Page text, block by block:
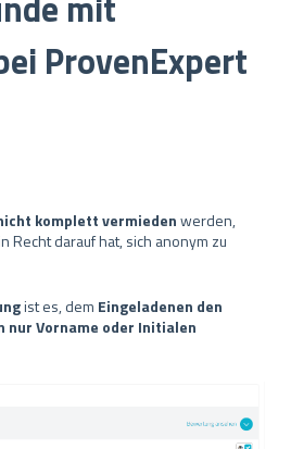
ProvenExpert
komplett vermiedenwerden,
Recht darauf hat, sich anonym zu
ist es, dem Eingeladenen den
nur Vorname oder Initialen